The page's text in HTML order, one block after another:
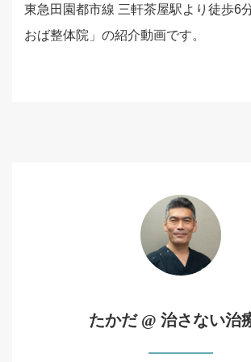
東急田園都市線 三軒茶屋駅より徒歩6
おば整体院」の紹介動画です。
たかだ @ 治さない治